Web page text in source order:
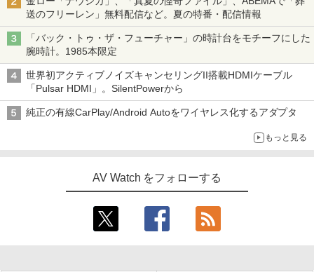
送のフリーレン」無料配信など。夏の特番・配信情報
「バック・トゥ・ザ・フューチャー」の時計台をモチーフにした
腕時計。1985本限定
世界初アクティブノイズキャンセリングII搭載HDMIケーブル
「Pulsar HDMI」。SilentPowerから
純正の有線CarPlay/Android Autoをワイヤレス化するアダプタ
もっと見る
AV Watch をフォローする